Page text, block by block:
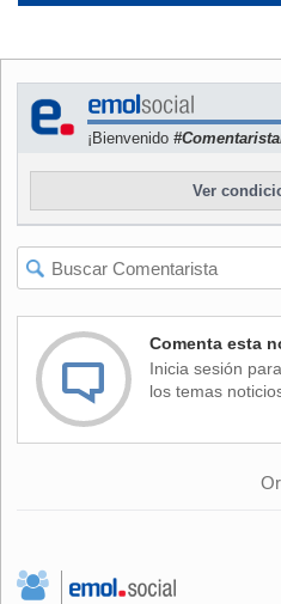
de ninguna investigación y
partido. Se trata solamente de
mi nombre y el de otras
financiamiento fuera de la ley".
Consultada sobre si la política
respondió que "yo creo que la
"Nunca me han llamado a
"Yo entregué mis datos de
recibidos sin ningún tipo de
¡Bienvenido
Ver
Comenta esta
Inicia sesión
los temas